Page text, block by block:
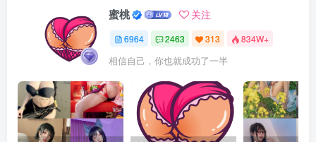
蜜桃 关注
6964 2463 313 834W+
相信自己，你也就成功了一半